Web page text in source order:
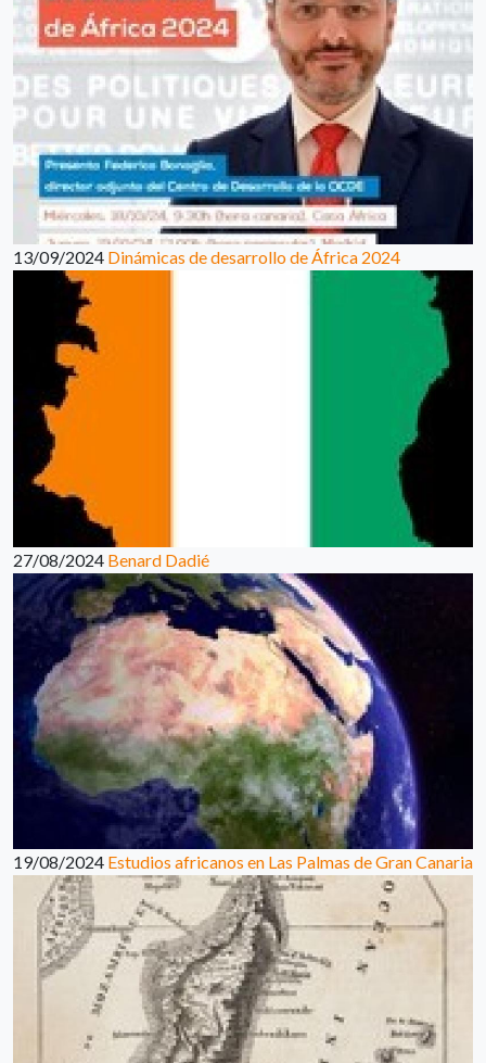
13/09/2024 Dinámicas de desarrollo de África 2024
27/08/2024 Benard Dadié
19/08/2024 Estudios africanos en Las Palmas de Gran Canaria